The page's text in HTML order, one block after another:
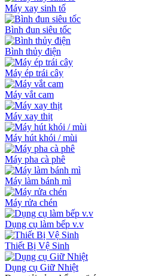
Máy xay sinh tố
Bình đun siêu tốc
Bình thủy điện
Máy ép trái cây
Máy vắt cam
Máy xay thịt
Máy hút khói / mùi
Máy pha cà phê
Máy làm bánh mì
Máy rửa chén
Dụng cụ làm bếp v.v
Thiết Bị Vệ Sinh
Dụng cụ Giữ Nhiệt